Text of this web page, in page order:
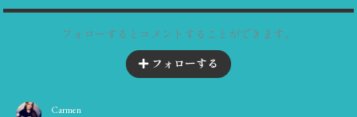
フォローするとコメントすることができます。
フォローする
Carmen